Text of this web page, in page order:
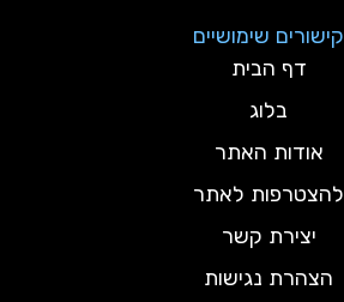
קישורים שימושיים
דף הבית
בלוג
אודות האתר
להצטרפות לאתר
יצירת קשר
הצהרת נגישות